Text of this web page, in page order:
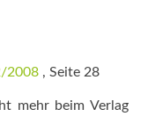
2008 , Seite 28
beim Verlag